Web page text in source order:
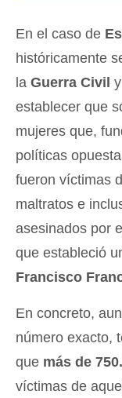
En el caso de
históricamente
la Guerra Civil
establecer que
mujeres que,
políticas
fueron víctimas
maltratos e
asesinados por
que estableció
Francisco
En concreto,
número exacto,
que más de
víctimas de